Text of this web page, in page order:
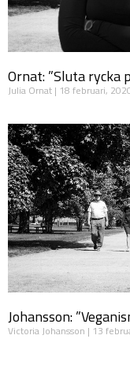
Ornat: ”Sluta rycka
Julia Ornat 18 februari,
Johansson:
Victoria Johansson 13